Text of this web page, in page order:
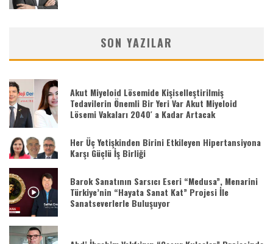
SON YAZILAR
Akut Miyeloid Lösemide Kişiselleştirilmiş
Tedavilerin Önemli Bir Yeri Var Akut Miyeloid
Lösemi Vakaları 2040′ a Kadar Artacak
Her Üç Yetişkinden Birini Etkileyen Hipertansiyona
Karşı Güçlü İş Birliği
Barok Sanatının Sarsıcı Eseri “Medusa”, Menarini
Türkiye’nin “Hayata Sanat Kat” Projesi İle
Sanatseverlerle Buluşuyor